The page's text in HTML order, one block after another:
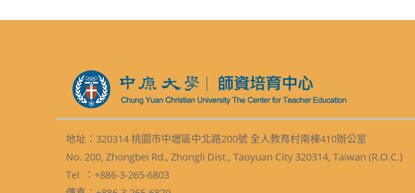
地址：320314 桃園市中壢區中北路200號 全人教育村南棟410辦公室
No. 200, Zhongbei Rd., Zhongli Dist., Taoyuan City 320314, Taiwan (R.O.C.)
Tel ：+886-3-265-6803